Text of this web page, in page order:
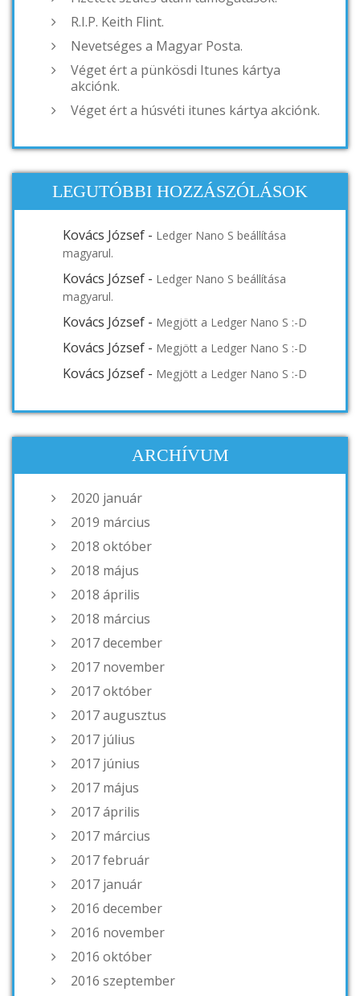
R.I.P. Keith Flint.
Nevetséges a Magyar Posta.
Véget ért a pünkösdi Itunes kártya
akciónk.
Véget ért a húsvéti itunes kártya akciónk.
LEGUTÓBBI HOZZÁSZÓLÁSOK
Kovács József - Ledger Nano S beállítása
magyarul.
Kovács József - Ledger Nano S beállítása
magyarul.
Kovács József - Megjött a Ledger Nano S :-D
Kovács József - Megjött a Ledger Nano S :-D
Kovács József - Megjött a Ledger Nano S :-D
ARCHÍVUM
2020 január
2019 március
2018 október
2018 május
2018 április
2018 március
2017 december
2017 november
2017 október
2017 augusztus
2017 július
2017 június
2017 május
2017 április
2017 március
2017 február
2017 január
2016 december
2016 november
2016 október
2016 szeptember